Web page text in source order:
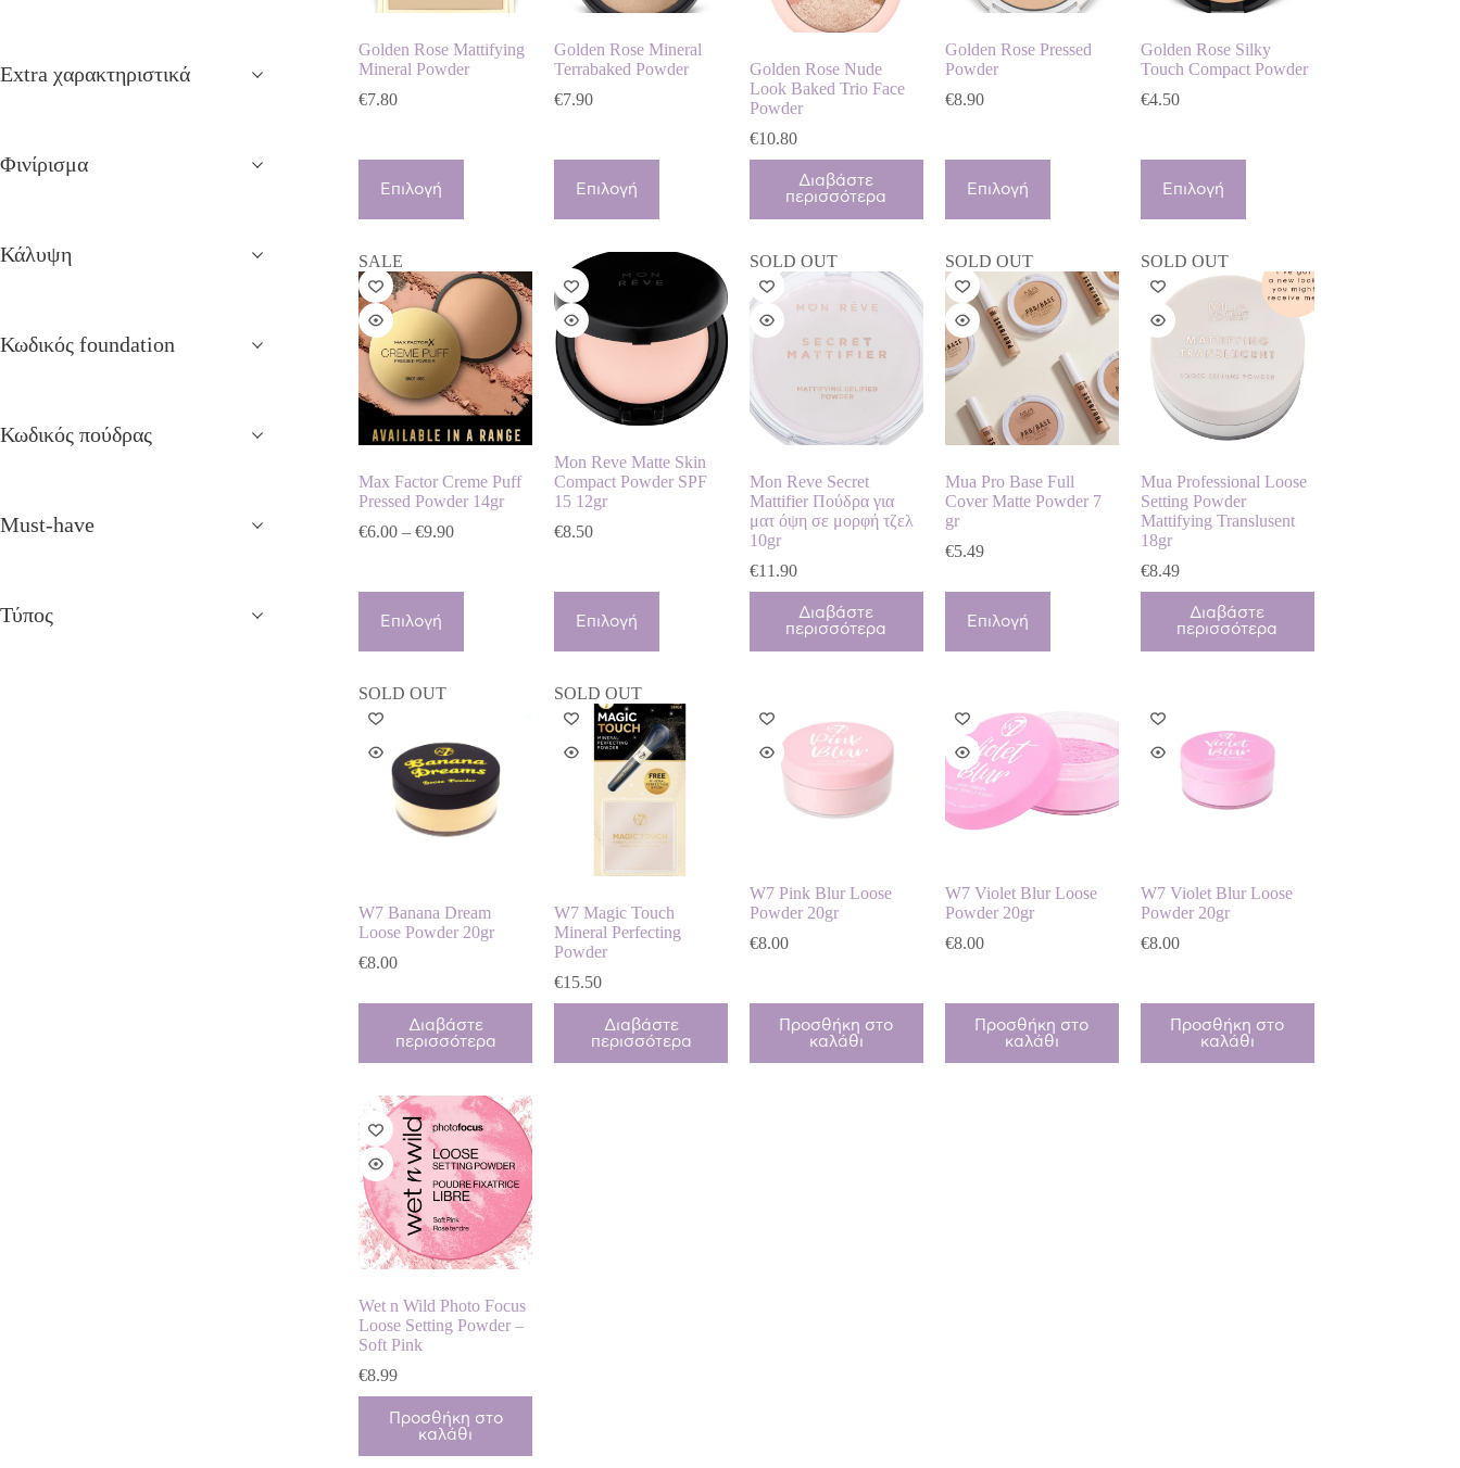
Golden Rose Mattifying
Mineral Powder
€7.80
Επιλογή
παραλλαγές.
Οι
επιλογές
μπορούν
να
επιλεγούν
στη
σελίδα
προϊόντος
Golden Rose Mineral
Terrabaked Powder
€7.90
Επιλογή
παραλλαγές.
Οι
επιλογές
μπορούν
να
επιλεγούν
στη
σελίδα
Golden Rose Nude
Look Baked Trio Face
Powder
€10.80
Διαβάστε
περισσότερα
Golden Rose Pressed
Powder
€8.90
Επιλογή
παραλλαγές.
Οι
επιλογές
μπορούν
να
επιλεγούν
στη
σελίδα
του
προϊόντος
Golden Rose Silky
Touch Compact Powder
€4.50
Επιλογή
παραλλαγές.
Οι
επιλογές
μπορούν
να
επιλεγούν
στη
σελίδα
προϊόντος
SALE
Max Factor Creme Puff
Pressed Powder 14gr
€6.00 – €9.90Price
through
Επιλογή
παραλλαγές.
Οι
μπορούν
επιλεγούν
Mon Reve Matte Skin
Compact Powder SPF
15 12gr
€8.50
Επιλογή
παραλλαγές.
Οι
επιλογές
μπορούν
επιλεγούν
προϊόντος
SOLD OUT
Mon Reve Secret
Mattifier Πούδρα για
ματ όψη σε μορφή τζελ
10gr
€11.90
Διαβάστε
περισσότερα
SOLD OUT
Mua Pro Base Full
Cover Matte Powder 7
gr
€5.49
Επιλογή
Οι
επιλογές
μπορούν
να
επιλεγούν
στη
σελίδα
SOLD OUT
Mua Professional Loose
Setting Powder
Mattifying Translusent
18gr
€8.49
Διαβάστε
περισσότερα
SOLD OUT
W7 Banana Dream
Loose Powder 20gr
€8.00
Διαβάστε
περισσότερα
SOLD OUT
W7 Magic Touch
Mineral Perfecting
Powder
€15.50
Διαβάστε
περισσότερα
W7 Pink Blur Loose
Powder 20gr
€8.00
Προσθήκη στο
καλάθι
W7 Violet Blur Loose
Powder 20gr
€8.00
Προσθήκη στο
καλάθι
W7 Violet Blur Loose
Powder 20gr
€8.00
Προσθήκη στο
καλάθι
Wet n Wild Photo Focus
Loose Setting Powder –
Soft Pink
€8.99
Προσθήκη στο
καλάθι
Extra χαρακτηριστικά
Φινίρισμα
Κάλυψη
Κωδικός foundation
Κωδικός πούδρας
Must-have
Τύπος